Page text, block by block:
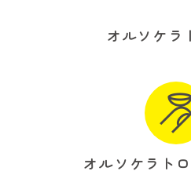
オルソケラ
オルソケラト